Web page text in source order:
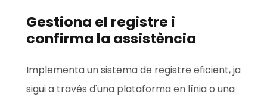
Gestiona el registre i
confirma la assistència
Implementa un sistema de registre eficient, ja
sigui a través d'una plataforma en línia o una